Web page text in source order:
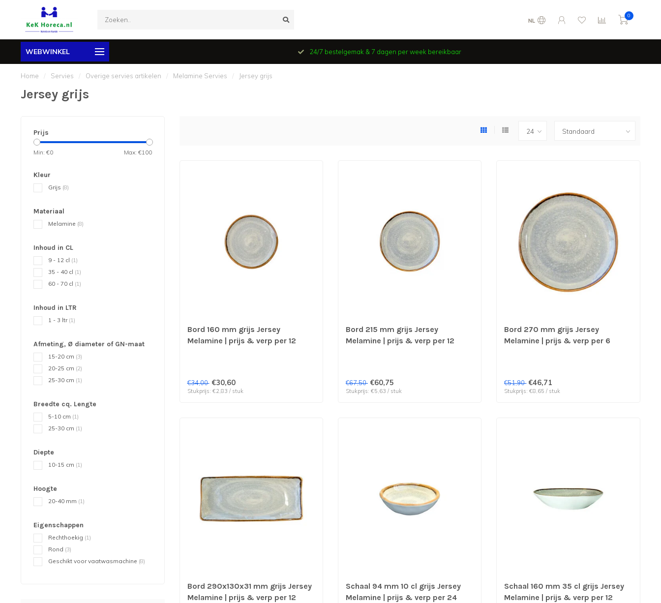
NL
0
WEBWINKEL 24/7 bestelgemak & 7 dagen per week bereikbaar
Home / Servies / Overige servies artikelen / Melamine Servies / Jersey grijs
Jersey grijs
Prijs
Min: €0 Max: €100
Kleur
Grijs (8)
Materiaal
Melamine (8)
Inhoud in CL
9 - 12 cl (1)
35 - 40 cl (1)
60 - 70 cl (1)
Inhoud in LTR
1 - 3 ltr (1)
Afmeting, Ø diameter of GN-maat
15-20 cm (3)
20-25 cm (2)
25-30 cm (1)
Breedte cq. Lengte
5-10 cm (1)
25-30 cm (1)
Diepte
10-15 cm (1)
Hoogte
20-40 mm (1)
Eigenschappen
Rechthoekig (1)
Rond (3)
Geschikt voor vaatwasmachine (8)
Bord 160 mm grijs Jersey
Melamine | prijs & verp per 12
€34,00 €30,60
Stukprijs: €2,83 / stuk
Bord 215 mm grijs Jersey
Melamine | prijs & verp per 12
€67,50 €60,75
Stukprijs: €5,63 / stuk
Bord 270 mm grijs Jersey
Melamine | prijs & verp per 6
€51,90 €46,71
Stukprijs: €8,65 / stuk
Bord 290x130x31 mm grijs Jersey
Melamine | prijs & verp per 12
Schaal 94 mm 10 cl grijs Jersey
Melamine | prijs & verp per 24
Schaal 160 mm 35 cl grijs Jersey
Melamine | prijs & verp per 12